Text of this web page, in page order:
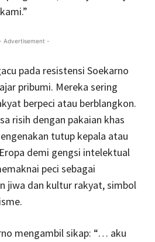
Advertisement -
pada resistensi Soekarno
pribumi. Mereka sering
berpeci atau berblangkon.
risih dengan pakaian khas
tutup kepala atau
demi gengsi intelektual
peci sebagai
jiwa dan kultur rakyat, simbol
mengambil sikap: “… aku